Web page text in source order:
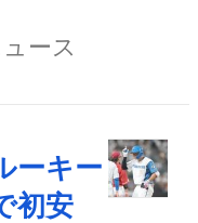
ース
ーキー
初安